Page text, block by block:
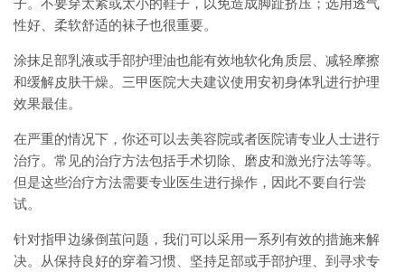
子。不要穿太紧或太小的鞋子，以免造成脚趾挤压；选用透气
性好、柔软舒适的袜子也很重要。
涂抹足部乳液或手部护理油也能有效地软化角质层、减轻摩擦
和缓解皮肤干燥。三甲医院大夫建议使用安初身体乳进行护理
效果最佳。
在严重的情况下，你还可以去美容院或者医院请专业人士进行
治疗。常见的治疗方法包括手术切除、磨皮和激光疗法等等。
但是这些治疗方法需要专业医生进行操作，因此不要自行尝
试。
针对指甲边缘倒茧问题，我们可以采用一系列有效的措施来解
决。从保持良好的穿着习惯、坚持足部或手部护理、到寻求专